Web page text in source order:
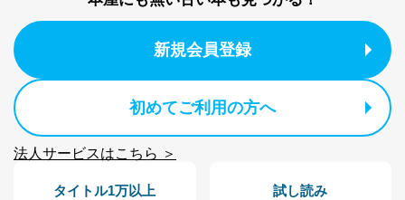
新規会員登録
初めてご利用の方へ
法人サービスはこちら ＞
タイトル1万以上 試し読み